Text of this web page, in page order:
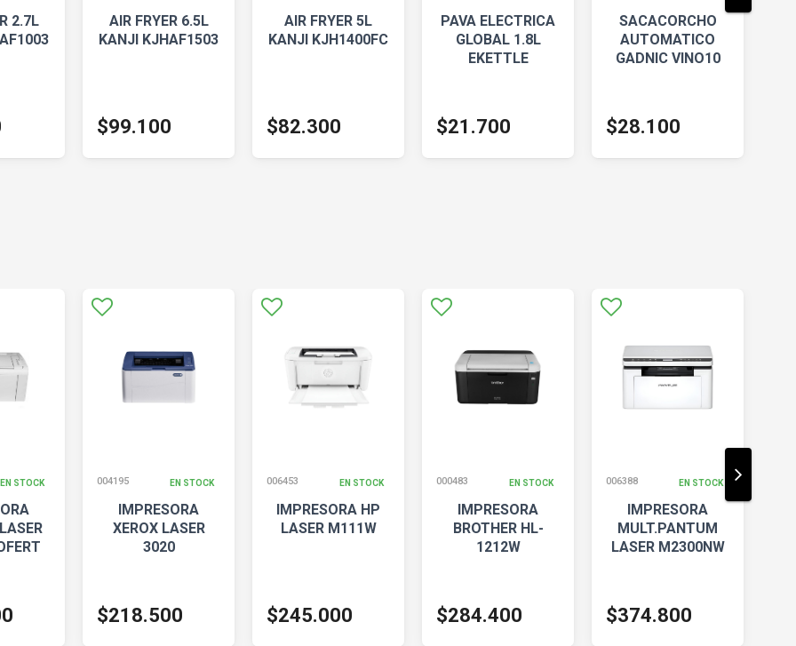
2.7L
AIR FRYER 6.5L
KANJI KJHAF1503
$99.100
AIR FRYER 5L
KANJI KJH1400FC
$82.300
PAVA ELECTRICA
GLOBAL 1.8L
EKETTLE
$21.700
SACACORCHO
AUTOMATICO
GADNIC VINO10
$28.100
EN STOCK 004195 EN STOCK
IMPRESORA
XEROX LASER
3020
$218.500
006453 EN STOCK
IMPRESORA HP
LASER M111W
$245.000
000483 EN STOCK
IMPRESORA
BROTHER HL-
1212W
$284.400
006388 EN STOCK
IMPRESORA
MULT.PANTUM
LASER M2300NW
$374.800